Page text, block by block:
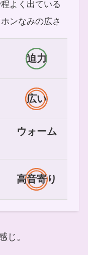
よく出ている
ンなみの広さ
迫力
広い
ウォーム
高音寄り
じ。